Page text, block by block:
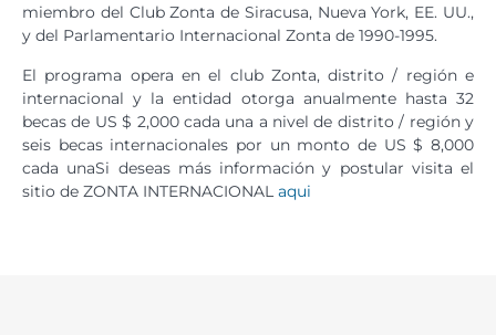
miembro del Club Zonta de Siracusa, Nueva York, EE. UU.,
y del Parlamentario Internacional Zonta de 1990-1995.
El programa opera en el club Zonta, distrito / región e
internacional y la entidad otorga anualmente hasta 32
becas de US $ 2,000 cada una a nivel de distrito / región y
seis becas internacionales por un monto de US $ 8,000
cada unaSi deseas más información y postular visita el
sitio de ZONTA INTERNACIONAL aqui